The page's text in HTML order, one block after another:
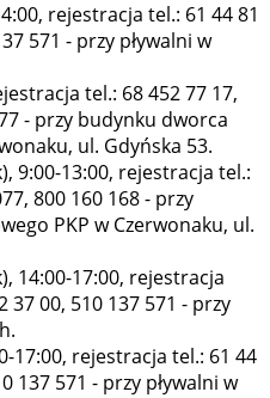
rejestracja tel.: 61 44 81
571 - przy pływalni w
tel.: 68 452 77 17,
- przy budynku dworca
ul. Gdyńska 53.
9:00-13:00, rejestracja tel.:
800 160 168 - przy
PKP w Czerwonaku, ul.
14:00-17:00, rejestracja
37 00, 510 137 571 - przy
17:00, rejestracja tel.: 61 44
137 571 - przy pływalni w